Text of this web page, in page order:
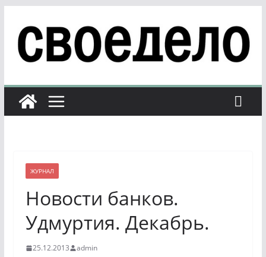
содержимому
ЖУРНАЛ
Новости банков.
Удмуртия. Декабрь.
25.12.2013 admin